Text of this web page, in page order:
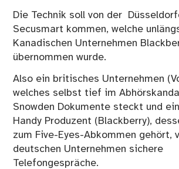
Die Technik soll von der
Secusmart kommen, welche
Kanadischen Unternehmen
übernommen wurde.
Also ein britisches Unternehmen
welches selbst tief im
Snowden Dokumente steckt und
Handy Produzent (Blackberry),
zum Five-Eyes-Abkommen gehört,
deutschen Unternehmen sichere
Telefongespräche.